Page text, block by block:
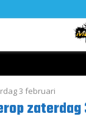
3 februari